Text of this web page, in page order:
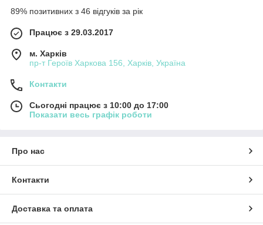
89% позитивних з 46 відгуків за рік
Працює з 29.03.2017
м. Харків
пр-т Героїв Харкова 156, Харків, Україна
Контакти
Сьогодні працює з 10:00 до 17:00
Показати весь графік роботи
Про нас
Контакти
Доставка та оплата